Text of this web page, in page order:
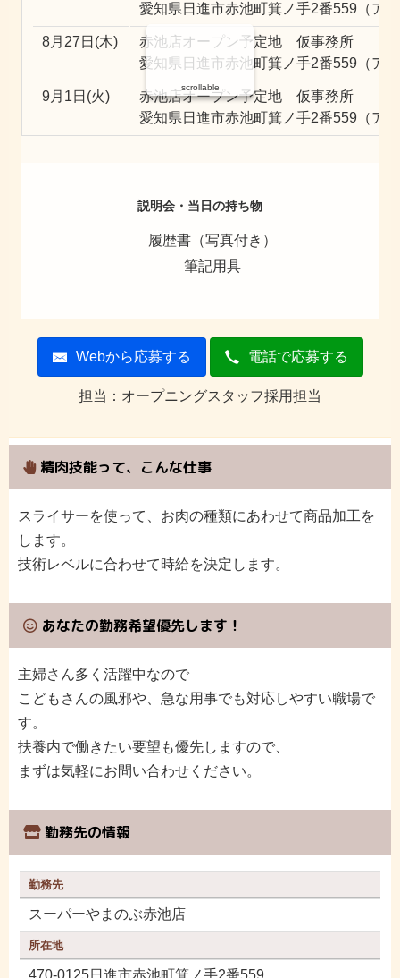
愛知県日進市赤池町箕ノ手2番559（ア
8月27日(木)
赤池店オープン予定地 仮事務所
愛知県日進市赤池町箕ノ手2番559（ア
9月1日(火)
赤池店オープン予定地 仮事務所
愛知県日進市赤池町箕ノ手2番559（ア
scrollable
説明会・当日の持ち物
履歴書（写真付き）
筆記用具
Webから応募する 電話で応募する
担当：オープニングスタッフ採用担当
精肉技能って、こんな仕事
スライサーを使って、お肉の種類にあわせて商品加工を
します。
技術レベルに合わせて時給を決定します。
あなたの勤務希望優先します！
主婦さん多く活躍中なので
こどもさんの風邪や、急な用事でも対応しやすい職場で
す。
扶養内で働きたい要望も優先しますので、
まずは気軽にお問い合わせください。
勤務先の情報
勤務先
スーパーやまのぶ赤池店
所在地
470-0125日進市赤池町箕ノ手2番559